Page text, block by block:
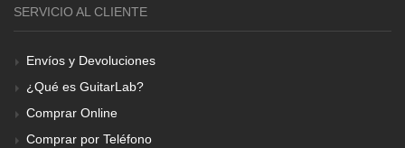
SERVICIO AL CLIENTE
Envíos y Devoluciones
¿Qué es GuitarLab?
Comprar Online
Comprar por Teléfono